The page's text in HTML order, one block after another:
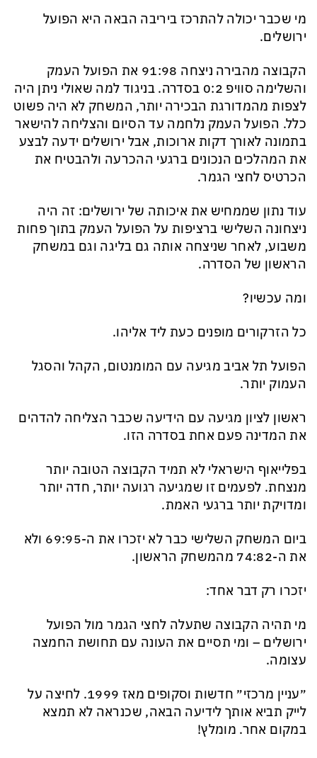
מי שכבר יכולה להתרכז ביריבה הבאה היא הפועל
ירושלים.
הקבוצה מהבירה ניצחה 91:98 את הפועל העמק
והשלימה סוויפ 0:2 בסדרה. בניגוד למה שאולי ניתן היה
לצפות מהמדורגת הבכירה יותר, המשחק לא היה פשוט
כלל. הפועל העמק נלחמה עד הסיום והצליחה להישאר
בתמונה לאורך דקות ארוכות, אבל ירושלים ידעה לבצע
את המהלכים הנכונים ברגעי ההכרעה ולהבטיח את
הכרטיס לחצי הגמר.
עוד נתון שממחיש את איכותה של ירושלים: זה היה
ניצחונה השלישי ברציפות על הפועל העמק בתוך פחות
משבוע, לאחר שניצחה אותה גם בליגה וגם במשחק
הראשון של הסדרה.
ומה עכשיו?
כל הזרקורים מופנים כעת ליד אליהו.
הפועל תל אביב מגיעה עם המומנטום, הקהל והסגל
העמוק יותר.
ראשון לציון מגיעה עם הידיעה שכבר הצליחה להדהים
את המדינה פעם אחת בסדרה הזו.
בפלייאוף הישראלי לא תמיד הקבוצה הטובה יותר
מנצחת. לפעמים זו שמגיעה רגועה יותר, חדה יותר
ומדויקת יותר ברגעי האמת.
ביום המשחק השלישי כבר לא יזכרו את ה-69:95 ולא
את ה-74:82 מהמשחק הראשון.
יזכרו רק דבר אחד:
מי תהיה הקבוצה שתעלה לחצי הגמר מול הפועל
ירושלים – ומי תסיים את העונה עם תחושת החמצה
עצומה.
״עניין מרכזי״ חדשות וסקופים מאז 1999. לחיצה על
לייק תביא אותך לידיעה הבאה, שכנראה לא תמצא
במקום אחר. מומלץ!